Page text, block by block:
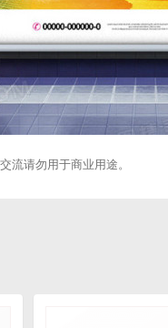
流请勿用于商业用途。